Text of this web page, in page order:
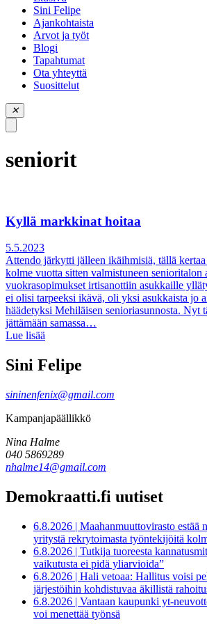
piilota
valikkoSini Felipe
Ajankohtaista
Arvot ja työt
Blogi
Tapahtumat
Ota yhteyttä
Suosittelut
✕
seniorit
Kyllä markkinat hoitaa
5.5.2023
Attendo järkytti jälleen ikäihmisiä, tällä
kolme vuotta sitten valmistuneen senioritalon
vuokrasopimukset irtisanottiin asukkaille
ei olisi tarpeeksi ikävä, oli yksi asukkaista jo
häädetyksi Mehiläisen senioriasunnosta. Nyt
jättämään samassa…
Lue lisää
Sini Felipe
sininenfenix@gmail.com
Kampanjapäällikkö
Nina Halme
040 5869289
nhalme14@gmail.com
Demokraatti.fi uutiset
6.8.2026 | Maahanmuuttovirasto estää
yritystä rekrytoimasta työntekijöitä
6.8.2026 | Tutkija tuoreesta
vaikutusta ei pidä yliarvioida”
6.8.2026 | Hali vetoaa: Hallitus voisi
järjestöihin kohdistuvaa äkillistä
6.8.2026 | Vantaan kaupunki yt-
voi menettää työnsä